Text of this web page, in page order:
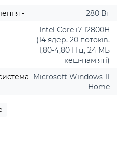
-
280 Вт
Intel Core i7-12800H
(14 ядер, 20 потоків,
1,80-4,80 ГГц, 24 МБ
кеш-пам'яті)
Microsoft Windows 11
Home